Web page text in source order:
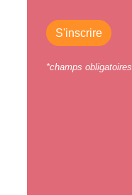
S'inscrire
*champs obligatoires